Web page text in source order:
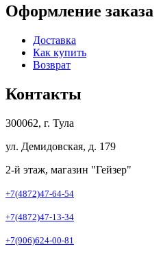
Оформление заказа
Доставка
Как купить
Возврат
Контакты
300062, г. Тула
ул. Демидовская, д. 179
2-й этаж, магазин "Гейзер"
+7(4872)47-64-54
+7(4872)47-13-34
+7(906)624-00-81